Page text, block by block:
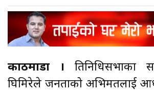
काठमाडौँ ।
घिमिरेले जनताको अभिमतलाई